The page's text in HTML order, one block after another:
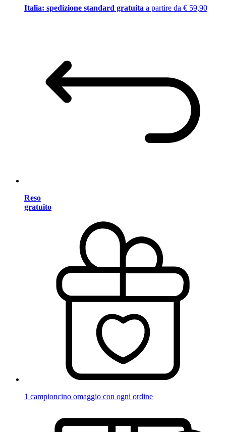
Italia: spedizione standard gratuita a partire da € 59,90
Reso
gratuito
1 campioncino omaggio con ogni ordine